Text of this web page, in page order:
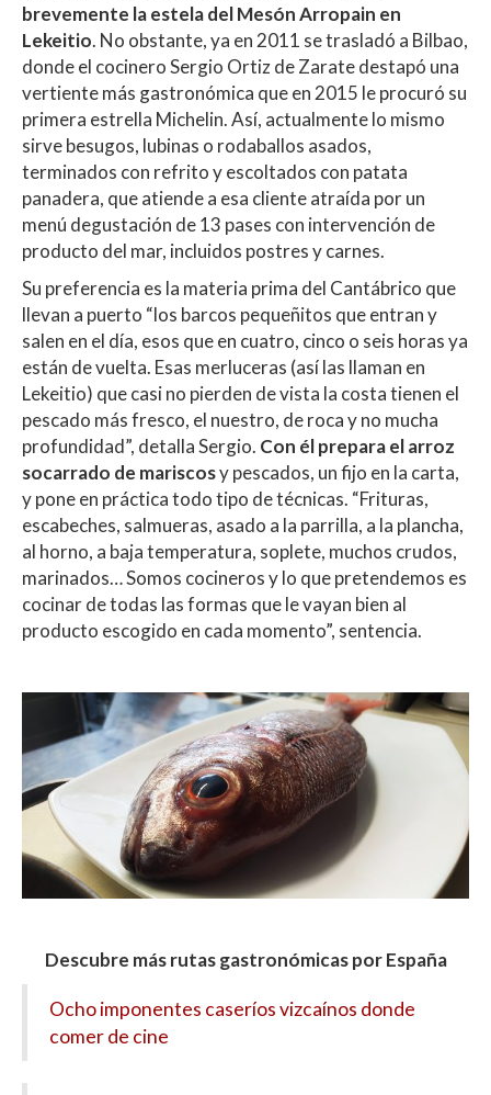
brevemente la estela del Mesón Arropain en
Lekeitio. No obstante, ya en 2011 se trasladó a Bilbao,
donde el cocinero Sergio Ortiz de Zarate destapó una
vertiente más gastronómica que en 2015 le procuró su
primera estrella Michelin. Así, actualmente lo mismo
sirve besugos, lubinas o rodaballos asados,
terminados con refrito y escoltados con patata
panadera, que atiende a esa cliente atraída por un
menú degustación de 13 pases con intervención de
producto del mar, incluidos postres y carnes.
Su preferencia es la materia prima del Cantábrico que
llevan a puerto “los barcos pequeñitos que entran y
salen en el día, esos que en cuatro, cinco o seis horas ya
están de vuelta. Esas merluceras (así las llaman en
Lekeitio) que casi no pierden de vista la costa tienen el
pescado más fresco, el nuestro, de roca y no mucha
profundidad”, detalla Sergio. Con él prepara el arroz
socarrado de mariscosy pescados, un fijo en la carta,
y pone en práctica todo tipo de técnicas. “Frituras,
escabeches, salmueras, asado a la parrilla, a la plancha,
al horno, a baja temperatura, soplete, muchos crudos,
marinados… Somos cocineros y lo que pretendemos es
cocinar de todas las formas que le vayan bien al
producto escogido en cada momento”, sentencia.
Descubre más rutas gastronómicas por España
Ocho imponentes caseríos vizcaínos donde
comer de cine